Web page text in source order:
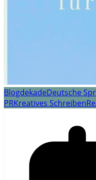
BlogdekadeDeutsche
PRKreatives Schreiben